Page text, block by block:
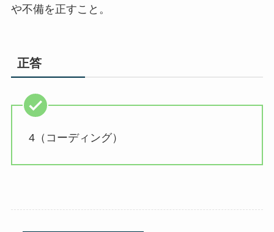
や不備を正すこと。
正答
4（コーディング）